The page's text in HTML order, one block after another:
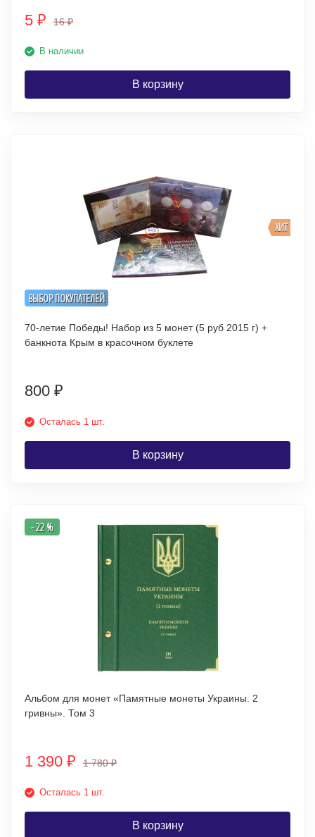
5 ₽ 16₽
В наличии
В корзину
ВЫБОР ПОКУПАТЕЛЕЙ
ХИТ
70-летие Победы! Набор из 5 монет (5 руб 2015 г) +
банкнота Крым в красочном буклете
800 ₽
Осталась 1 шт.
В корзину
- 22 %
Альбом для монет «Памятные монеты Украины. 2
гривны». Том 3
1 390 ₽ 1 780₽
Осталась 1 шт.
В корзину